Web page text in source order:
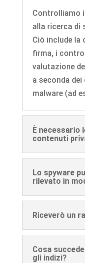
Controlliamo
alla ricerca di
Ciò include la
firma, i
valutazione
a seconda
malware (ad
È necessario
contenuti
Lo spyware
rilevato in
Riceverò un
Cosa
gli indizi?